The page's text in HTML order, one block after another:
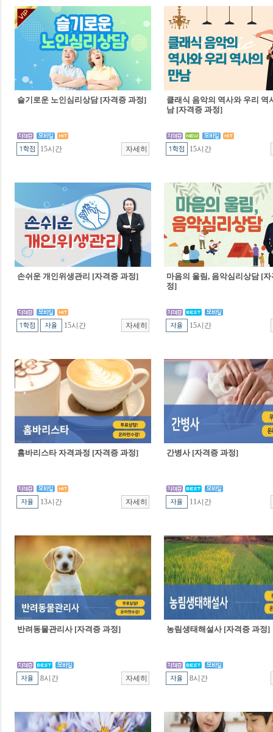
슬기로운 노인심리상담 [자격증 과정]
15시간
클래식 음악의 역사와 우리 역
남 [자격증 과정]
15시간
손쉬운 개인위생관리 [자격증 과정]
15시간
마음의 울림, 음악심리상담 [
정]
15시간
홈바리스타 자격과정 [자격증 과정]
13시간
간병사 [자격증 과정]
11시간
반려동물관리사 [자격증 과정]
8시간
농림생태해설사 [자격증 과정]
8시간